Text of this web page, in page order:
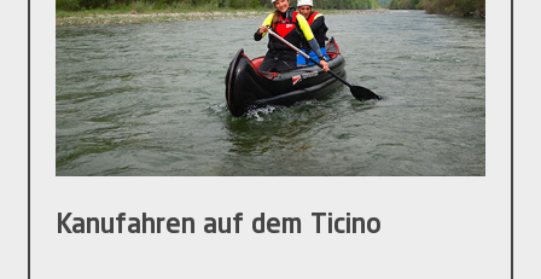
Kanufahren auf dem Ticino